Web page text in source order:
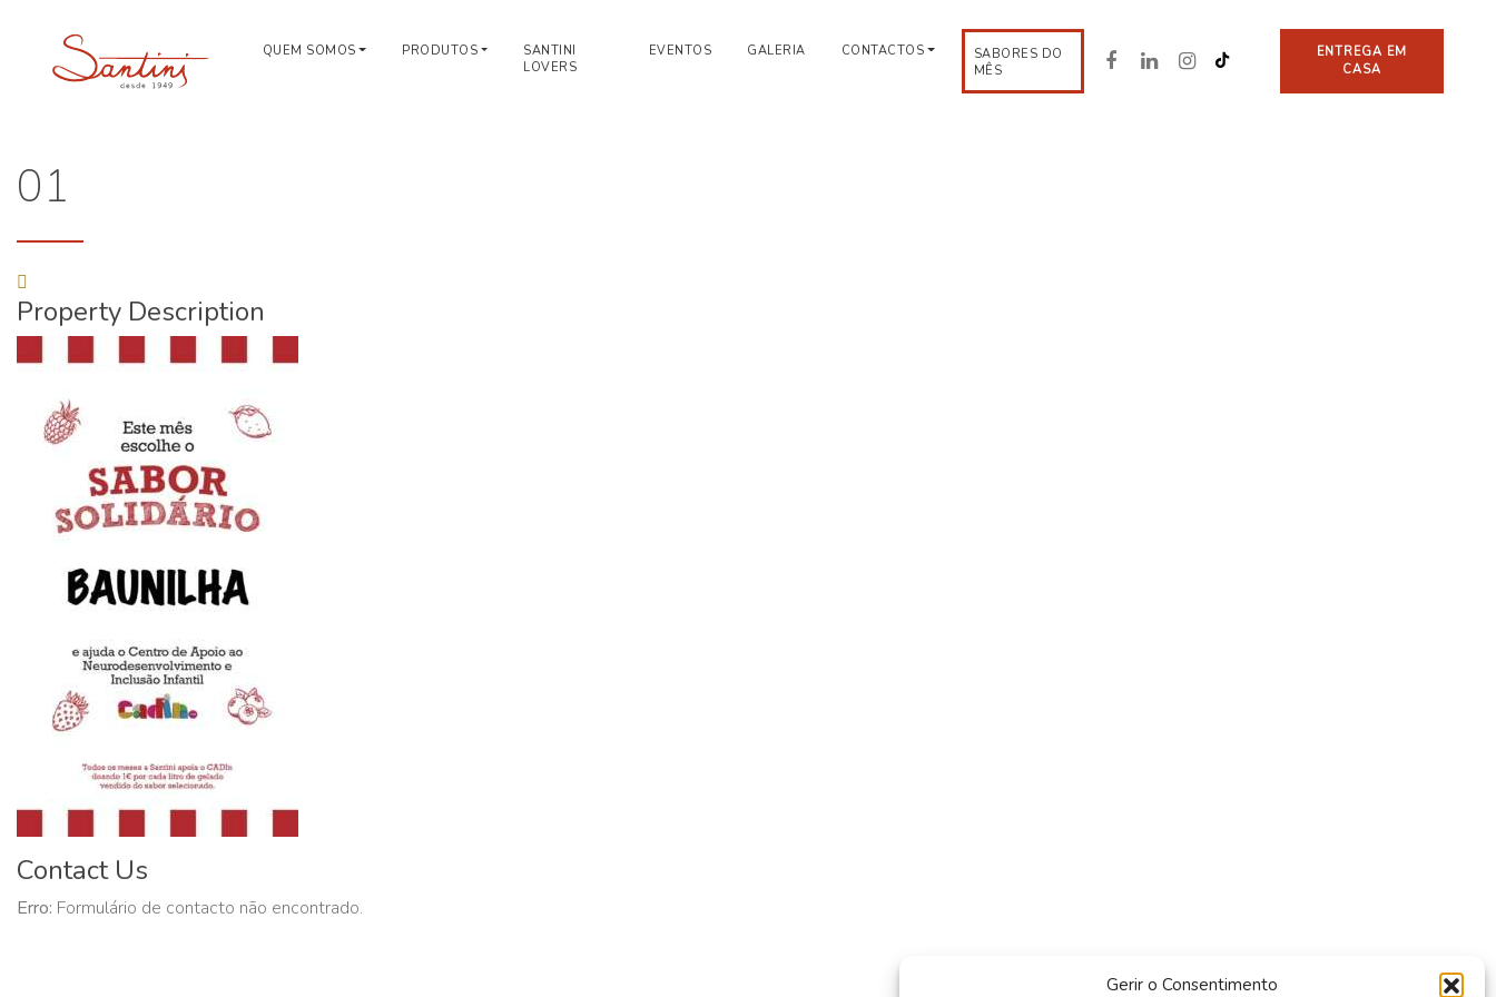
Gerir o Consentimento
QUEM SOMOS PRODUTOS
SANTINI
LOVERS
EVENTOS GALERIA CONTACTOS
SABORES DO
MÊS
ENTREGA EM
CASA
01
Property Description
Contact Us
Erro: Formulário de contacto não encontrado.